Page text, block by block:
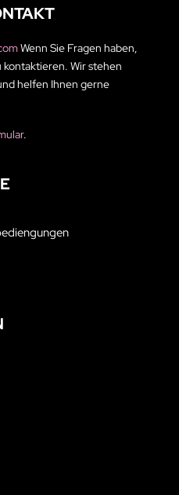
Wenn Sie Fragen haben,
kontaktieren. Wir stehen
helfen Ihnen gerne
.